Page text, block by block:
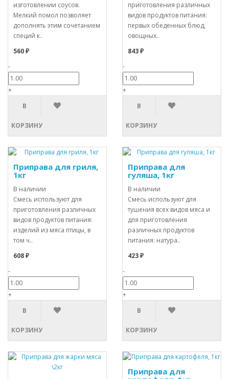
изготовлении соусов.
Мелкий помол позволяет
дополнять этим сочетанием
специй к..
560 ₽
-
+
В
КОРЗИНУ
приготовления различных
видов продуктов питания:
первых обеденных блюд,
овощных..
843 ₽
-
+
В
КОРЗИНУ
Приправа для гриля,
1кг
В наличии
Смесь используют для
приготовления различных
видов продуктов питания:
изделий из мяса птицы, в
том ч..
608 ₽
-
+
В
КОРЗИНУ
Приправа для
гуляша, 1кг
В наличии
Смесь используют для
тушения всех видов мяса и
для приготовления
различных продуктов
питания: натура..
423 ₽
-
+
В
КОРЗИНУ
Приправа для